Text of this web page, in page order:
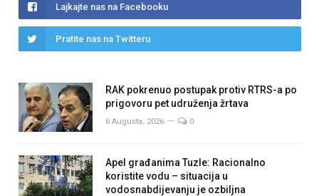
Lajkajte nas na Facebooku
Pratite nas na Twitteru
RAK pokrenuo postupak protiv RTRS-a po
prigovoru pet udruženja žrtava
6 Augusta, 2026 0
Apel građanima Tuzle: Racionalno
koristite vodu – situacija u
vodosnabdijevanju je ozbiljna